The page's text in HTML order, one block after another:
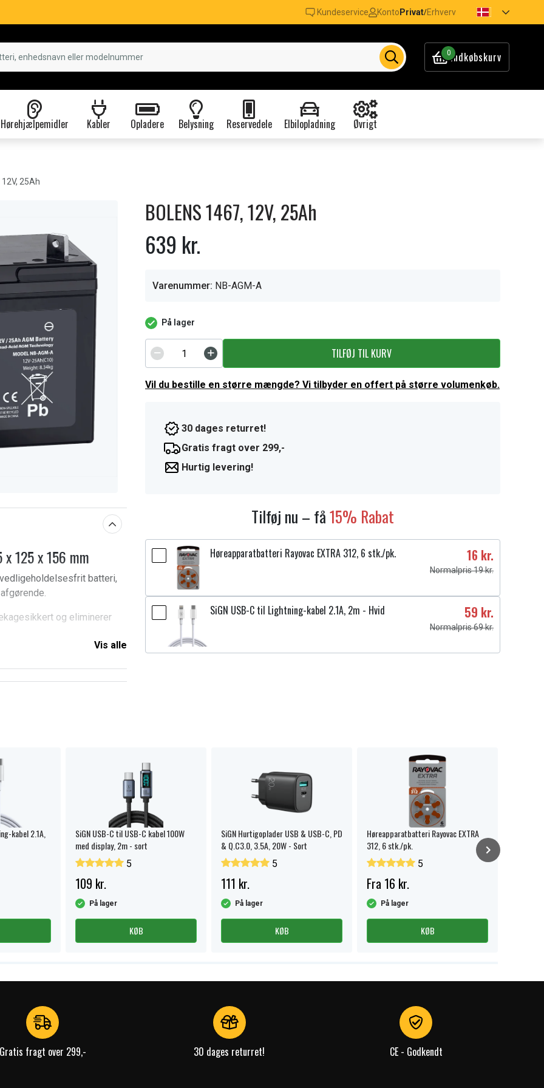
Kundeservice Konto Privat/Erhverv
0Indkøbskurv
Hørehjælpemidler Kabler Opladere Belysning Reservedele Elbilopladning Øvrigt
12V, 25Ah
x 125 x 156 mm
batteri,
og eliminerer
for det
på, at din maskine
maskiner, hvor det sikrer
Vis alle
BOLENS 1467, 12V, 25Ah
639 kr.
Varenummer: NB-AGM-A
På lager
TILFØJ TIL KURV
Vil du bestille en større mængde? Vi tilbyder en offert på større volumenkøb.
30 dages returret!
Gratis fragt over 299,-
Hurtig levering!
Tilføj nu – få15% Rabat
Høreapparatbatteri Rayovac EXTRA 312, 6 stk./pk. 16 kr.
Normalpris 19 kr.
SiGN USB-C til Lightning-kabel 2.1A, 2m - Hvid 59 kr.
Normalpris 69 kr.
kabel 2.1A,
SiGN USB-C til USB-C kabel 100W
med display, 2m - sort
5
109 kr.
På lager
KØB
SiGN Hurtigoplader USB & USB-C, PD
& Q.C3.0, 3.5A, 20W - Sort
5
111 kr.
På lager
KØB
Høreapparatbatteri Rayovac EXTRA
312, 6 stk./pk.
5
Fra 16 kr.
På lager
KØB
Gratis fragt over 299,- 30 dages returret! CE - Godkendt